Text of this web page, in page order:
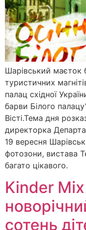
Шарівський маєток
туристичних
палац східної
барви Білого
Вісті.Тема дня
директорка
19 вересня
фотозони, вистава
багато цікавого.
Kinder
сотень